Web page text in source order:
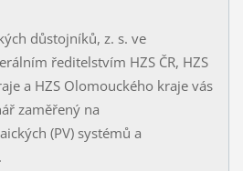
důstojníků, z. s. ve
ředitelstvím HZS ČR, HZS
a HZS Olomouckého kraje vás
zaměřený na
(PV) systémů a